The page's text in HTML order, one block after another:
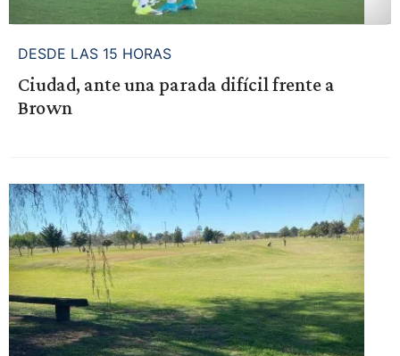
DESDE LAS 15 HORAS
Ciudad, ante una parada difícil frente a
Brown